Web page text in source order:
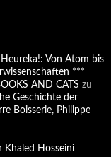
Von Atom bis
***
AND CATS zu
Geschichte der
Boisserie, Philippe
Khaled Hosseini